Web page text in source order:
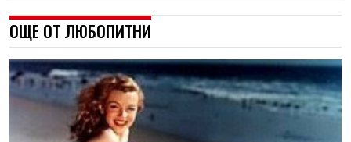
ОЩЕ ОТ ЛЮБОПИТНИ